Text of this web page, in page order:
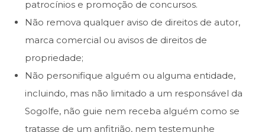
patrocínios e promoção de concursos.
Não remova qualquer aviso de direitos de autor,
marca comercial ou avisos de direitos de
propriedade;
Não personifique alguém ou alguma entidade,
incluindo, mas não limitado a um responsável da
Sogolfe, não guie nem receba alguém como se
tratasse de um anfitrião, nem testemunhe